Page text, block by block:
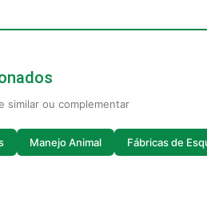
similar ou complementar
Manejo Animal Fábricas de